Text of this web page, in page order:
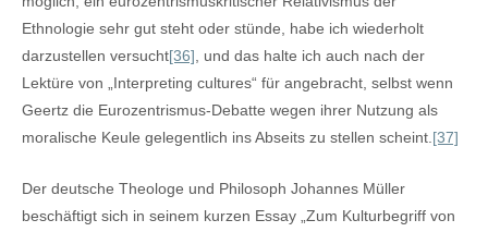
Ethnologie sehr gut steht oder stünde, habe ich wiederholt
darzustellen versucht[36], und das halte ich auch nach der
Lektüre von „Interpreting cultures“ für angebracht, selbst wenn
Geertz die Eurozentrismus-Debatte wegen ihrer Nutzung als
moralische Keule gelegentlich ins Abseits zu stellen scheint.[37]
Der deutsche Theologe und Philosoph Johannes Müller
beschäftigt sich in seinem kurzen Essay „Zum Kulturbegriff von